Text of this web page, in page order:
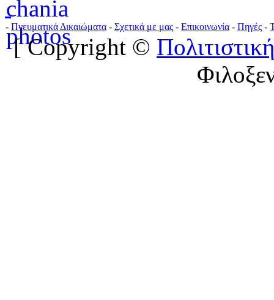
- Πνευματικά Δικαιώματα - Σχετικά με μας - Επικοινωνία - Πηγές -
[ Copyright ©